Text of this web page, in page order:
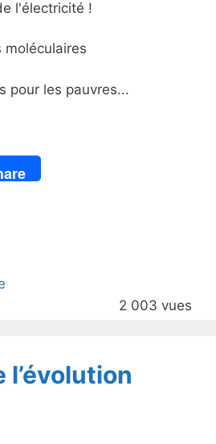
l'électricité !
moléculaires
pour les pauvres...
2 003 vues
l’évolution